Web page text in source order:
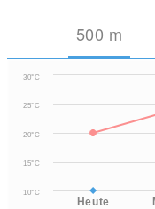
500 m
10°C
15°C
20°C
25°C
30°C
Heute